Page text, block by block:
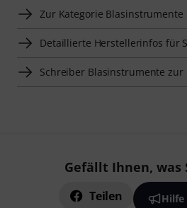
Zur Kategorie Blasinstrumente
Detaillierte Herstellerinfos für
Schreiber Blasinstrumente zur
Gefällt Ihnen, was
Teilen Hilfe